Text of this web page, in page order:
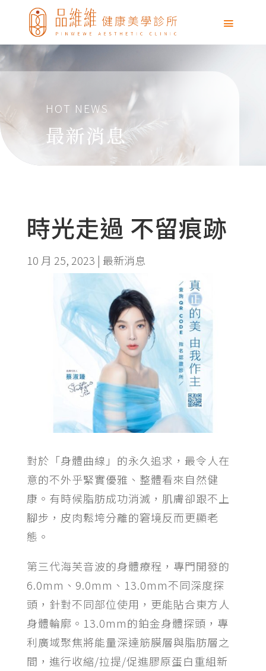
HOT NEWS
最新消息
時光走過 不留痕跡
10 月 25, 2023 | 最新消息
對於「身體曲線」的永久追求，最令人在
意的不外乎緊實優雅、整體看來自然健
康。有時候脂肪成功消滅，肌膚卻跟不上
腳步，皮肉鬆垮分離的窘境反而更顯老
態。
第三代海芙音波的身體療程，專門開發的
6.0mm、9.0mm、13.0mm不同深度探
頭，針對不同部位使用，更能貼合東方人
身體輪廓。13.0mm的鉑金身體探頭，專
利廣域聚焦將能量深達筋膜層與脂肪層之
間，進行收縮/拉提/促進膠原蛋白重組新